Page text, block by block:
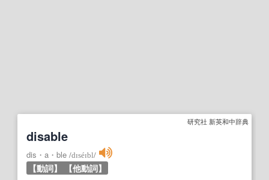
研究社 新英和中辞典
disable
dis・a・ble /dɪséɪbl/
【動詞】
【他動詞】